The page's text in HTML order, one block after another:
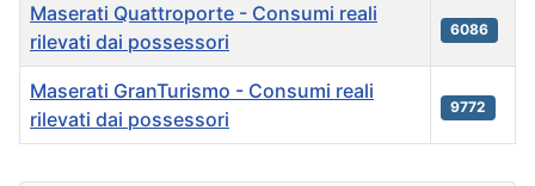
Maserati Quattroporte - Consumi reali
rilevati dai possessori
6086
Maserati GranTurismo - Consumi reali
rilevati dai possessori
9772